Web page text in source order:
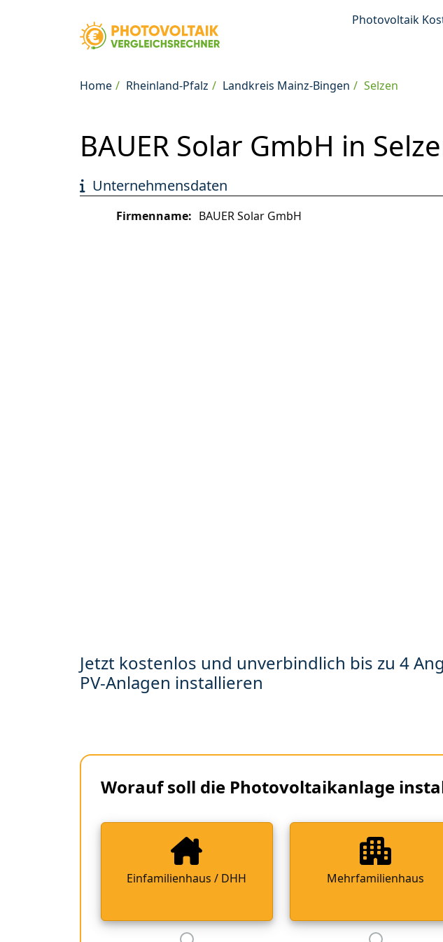
Photovoltaik
Home Rheinland-Pfalz Landkreis Mainz-Bingen Selzen
BAUER Solar GmbH in
Unternehmensdaten
Firmenname: BAUER Solar GmbH
Jetzt kostenlos und unverbindlich bis zu 4
PV-Anlagen installieren
Worauf soll die Photovoltaikanlage
Einfamilienhaus / DHH Mehrfamilienhaus